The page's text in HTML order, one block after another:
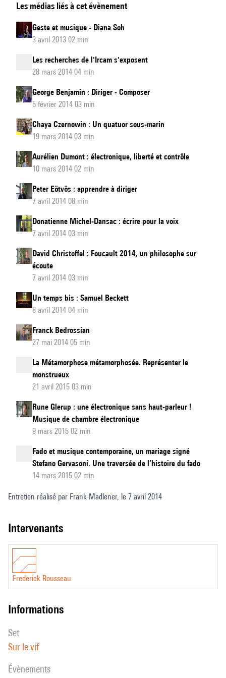
Rousseau
:
Made
Ircam,
industrie
et
création
Les médias liés à cet évènement
Geste et musique - Diana Soh
3 avril 2013 02 min
Les recherches de l'Ircam s'exposent
28 mars 2014 04 min
George Benjamin : Diriger - Composer
5 février 2014 03 min
Chaya Czernowin : Un quatuor sous-marin
19 mars 2014 03 min
Aurélien Dumont : électronique, liberté et contrôle
10 mars 2014 02 min
Peter Eötvös : apprendre à diriger
7 avril 2014 08 min
Donatienne Michel-Dansac : écrire pour la voix
7 avril 2014 03 min
David Christoffel : Foucault 2014, un philosophe sur
écoute
7 avril 2014 03 min
Un temps bis : Samuel Beckett
8 avril 2014 04 min
Franck Bedrossian
27 mai 2014 05 min
La Métamorphose métamorphosée. Représenter le
monstrueux
21 avril 2015 03 min
Rune Glerup : une électronique sans haut-parleur !
Musique de chambre électronique
9 mars 2015 02 min
Fado et musique contemporaine, un mariage signé
Stefano Gervasoni. Une traversée de l’histoire du fado
14 mars 2015 02 min
Entretien réalisé par Frank Madlener, le 7 avril 2014
intervenants
Frederick Rousseau
informations
set
Sur le vif
évènements